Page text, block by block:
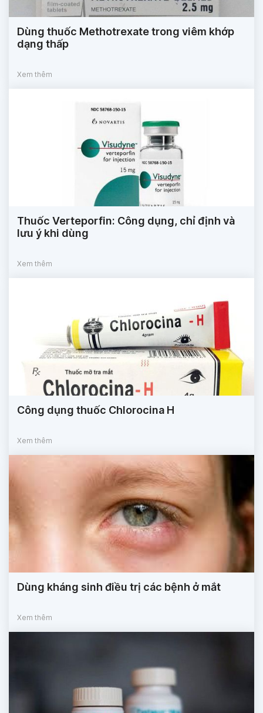
Dùng thuốc Methotrexate trong viêm khớp
dạng thấp
Xem thêm
Thuốc Verteporfin: Công dụng, chỉ định và
lưu ý khi dùng
Xem thêm
Công dụng thuốc Chlorocina H
Xem thêm
Dùng kháng sinh điều trị các bệnh ở mắt
Xem thêm